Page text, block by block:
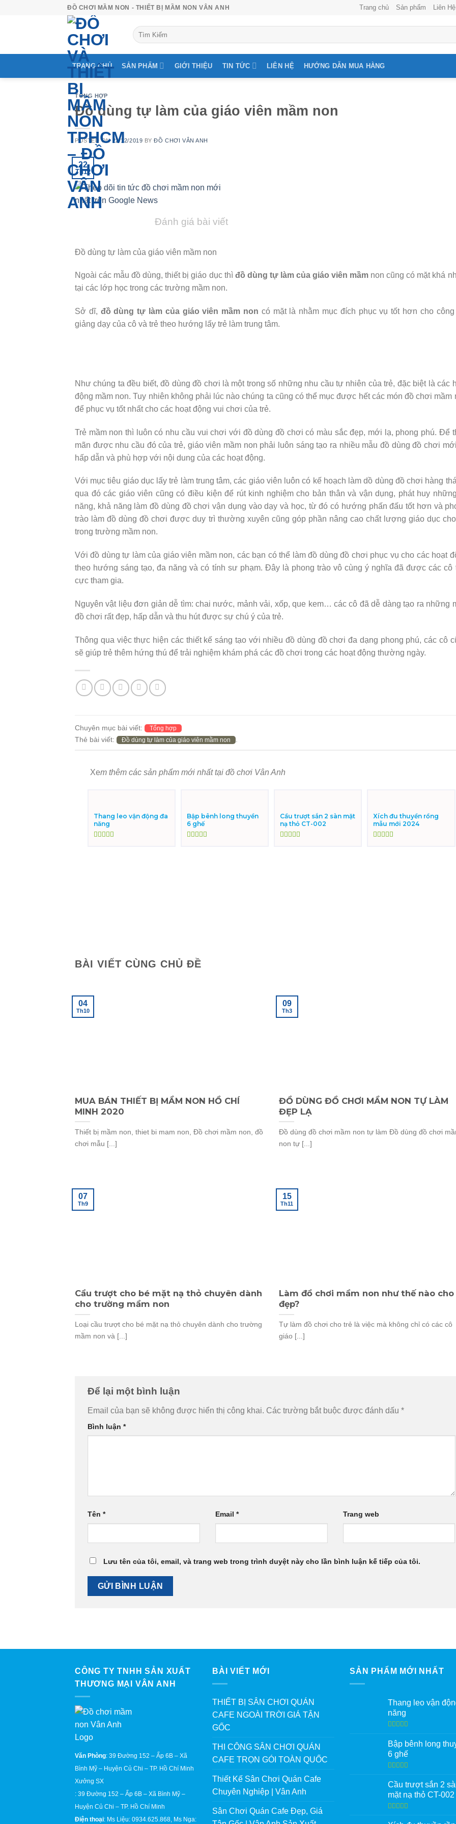
ĐỒ CHƠI MẦM NON - THIẾT BỊ MẦM NON VÂN ANH Trang chủ Sản phẩm Liên Hệ
Tìm
kiếm:
TRANG CHỦ SẢN PHẨM GIỚI THIỆU TIN TỨC LIÊN HỆ HƯỚNG DẪN MUA HÀNG
TỔNG HỢP
Đồ dùng tự làm của giáo viên mầm non
POSTED ON 22/12/2019 BYĐỒ CHƠI VÂN ANH
22
Th12
Đánh giá bài viết
Đồ dùng tự làm của giáo viên mầm non
Ngoài các mẫu đồ dùng, thiết bị giáo dục thì đồ dùng tự làm của giáo viên mầm non cũng có mặt khá
tại các lớp học trong các trường mầm non.
Sở dĩ, đồ dùng tự làm của giáo viên mầm non có mặt là nhằm mục đích phục vụ tốt hơn cho công
giảng dạy của cô và trẻ theo hướng lấy trẻ làm trung tâm.
Như chúng ta đều biết, đồ dùng đồ chơi là một trong số những nhu cầu tự nhiên của trẻ, đặc biệt là các
động mầm non. Tuy nhiên không phải lúc nào chúng ta cũng có thể mục được hết các món đồ chơi mầm
để phục vụ tốt nhất cho các hoạt động vui chơi của trẻ.
Trẻ mầm non thì luôn có nhu cầu vui chơi với đồ dùng đồ chơi có màu sắc đẹp, mới lạ, phong phú. Để
mãn được nhu cầu đó của trẻ, giáo viên mầm non phải luôn sáng tạo ra nhiều mẫu đồ dùng đồ chơi
hấp dẫn và phù hợp với nội dung của các hoạt động.
Với mục tiêu giáo dục lấy trẻ làm trung tâm, các giáo viên luôn có kế hoạch làm dồ dùng đồ chơi hàng
qua đó các giáo viên cũng có điều kiện để rút kinh nghiệm cho bản thân và vận dụng, phát huy
năng, khả năng làm đồ dùng đồ chơi vận dụng vào dạy và học, từ đó có hướng phấn đấu tốt hơn và
trào làm đồ dùng đồ chơi được duy trì thường xuyên cũng góp phần nâng cao chất lượng giáo dục
trong trường mầm non.
Với đồ dùng tự làm của giáo viên mầm non, các bạn có thể làm đồ dùng đồ chơi phục vụ cho các hoạt
theo hướng sáng tạo, đa năng và có tính sư phạm. Đây là phong trào vô cùng ý nghĩa đã được các cô
cực tham gia.
Nguyên vật liệu đơn giản dễ tìm: chai nước, mảnh vải, xốp, que kem… các cô đã dễ dàng tạo ra những
đồ chơi rất đẹp, hấp dẫn và thu hút được sự chú ý của trẻ.
Thông qua việc thực hiện các thiết kế sáng tạo với nhiều đồ dùng đồ chơi đa dạng phong phú, các cô
sẽ giúp trẻ thêm hứng thú để trải nghiệm khám phá các đồ chơi trong các hoạt động thường ngày.
Chuyên mục bài viết: Tổng hợp
Thẻ bài viết: Đồ dùng tự làm của giáo viên mầm non
Xem thêm các sản phẩm mới nhất tại đồ chơi Vân Anh
Thang leo vận động đa
năng
Bập bênh long thuyền
6 ghế
Cầu trượt sắn 2 sàn mặt
nạ thỏ CT-002
Xích đu thuyền rồng
mẫu mới 2024
BÀI VIẾT CÙNG CHỦ ĐỀ
MUA BÁN THIẾT BỊ MẦM NON HỒ CHÍ
MINH 2020
Thiết bị mầm non, thiet bi mam non, Đồ chơi mầm non, đồ
chơi mẫu [...]
04
Th10
ĐỒ DÙNG ĐỒ CHƠI MẦM NON TỰ LÀM
ĐẸP LẠ
Đồ dùng đồ chơi mầm non tự làm Đồ dùng đồ chơi
non tự [...]
09
Th3
Cầu trượt cho bé mặt nạ thỏ chuyên dành
cho trường mầm non
Loại cầu trượt cho bé mặt nạ thỏ chuyên dành cho trường
mầm non và [...]
07
Th9
Làm đồ chơi mầm non như thế nào cho
đẹp?
Tự làm đồ chơi cho trẻ là việc mà không chỉ có các cô
giáo [...]
15
Th11
Để lại một bình luận
Email của bạn sẽ không được hiển thị công khai. Các trường bắt buộc được đánh dấu *
Bình luận *
Tên * Email * Trang web
Lưu tên của tôi, email, và trang web trong trình duyệt này cho lần bình luận kế tiếp của tôi.
CÔNG TY TNHH SẢN XUẤT
THƯƠNG MẠI VÂN ANH
Văn Phòng: 39 Đường 152 – Ấp 6B – Xã
Bình Mỹ – Huyện Củ Chi – TP. Hồ Chí Minh
Xưởng SX
: 39 Đường 152 – Ấp 6B – Xã Bình Mỹ –
Huyện Củ Chi – TP. Hồ Chí Minh
Điện thoại: Ms Liệu: 0934.625.868, Ms Nga:
BÀI VIẾT MỚI
THIẾT BỊ SÂN CHƠI QUÁN
CAFE NGOÀI TRỜI GIÁ TẬN
GỐC
THI CÔNG SÂN CHƠI QUÁN
CAFE TRỌN GÓI TOÀN QUỐC
Thiết Kế Sân Chơi Quán Cafe
Chuyên Nghiệp | Vân Anh
Sân Chơi Quán Cafe Đẹp, Giá
SẢN PHẨM MỚI NHẤT
Thang leo vận
năng
hạng 5.005
sao
Bập bênh long
6 ghế
hạng 5.005
sao
Cầu trượt sắn 2
mặt nạ thỏ CT-002
hạng 5.00 5